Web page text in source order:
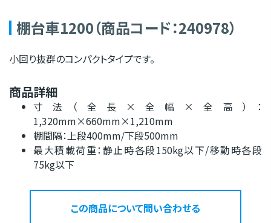
棚台車1200（商品コード：240978）
小回り抜群のコンパクトタイプです。
商品詳細
寸法（全長×全幅×全高）：
1,320mm×660mm×1,210mm
棚間隔：上段400mm/下段500mm
最大積載荷重：静止時各段150kg以下/移動時各段
75kg以下
この商品について問い合わせる